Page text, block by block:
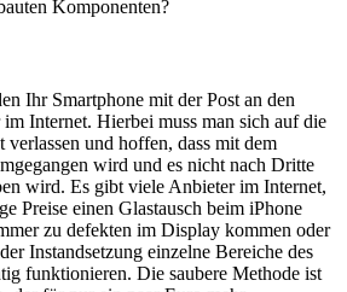
Komponenten?
Ihr Smartphone mit der Post an den
Internet. Hierbei muss man sich auf die
und hoffen, dass mit dem
wird und es nicht nach Dritte
wird. Es gibt viele Anbieter im Internet,
Preise einen Glastausch beim iPhone
zu defekten im Display kommen oder
Instandsetzung einzelne Bereiche des
funktionieren. Die saubere Methode ist